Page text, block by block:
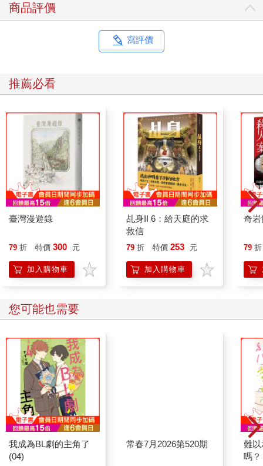
商品評價
寫評價
推薦必看
臺灣漫遊錄
79 折 特價 300 元
加入購物車
乩身II 6：給天庭的求
救信
79 折 特價 253 元
加入購物車
奇
79 折
您可能也需要
我成為BL劇的主角了
(04)
常春7月2026第520期
難
嗎